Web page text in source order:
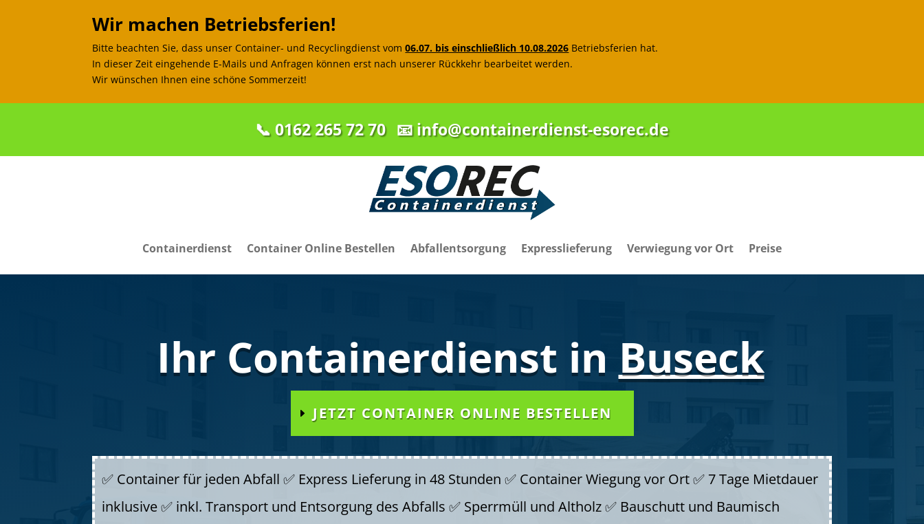
Wir machen Betriebsferien!
Bitte beachten Sie, dass unser Container- und Recyclingdienst vom06.07. bis einschließlich 10.08.2026 Betriebsferien hat.
In dieser Zeit eingehende E-Mails und Anfragen können erst nach unserer Rückkehr bearbeitet werden.
Wir wünschen Ihnen eine schöne Sommerzeit!
📞 0162 265 72 70 📧 info@containerdienst-esorec.de
Containerdienst Container Online Bestellen Abfallentsorgung Expresslieferung Verwiegung vor Ort Preise
Ihr Containerdienst in Buseck
JETZT CONTAINER ONLINE BESTELLEN
✅ Container für jeden Abfall ✅ Express Lieferung in 48 Stunden ✅ Container Wiegung vor Ort ✅ 7 Tage Mietdauer
inklusive ✅ inkl. Transport und Entsorgung des Abfalls ✅ Sperrmüll und Altholz ✅ Bauschutt und Baumisch